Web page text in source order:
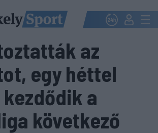
az
egy héttel
a
következő